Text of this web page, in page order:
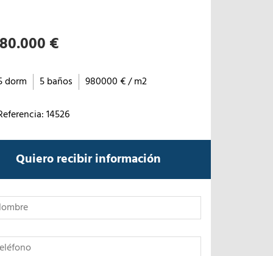
€
dorm 5 baños 980000 € / m2
14526
Quiero recibir información